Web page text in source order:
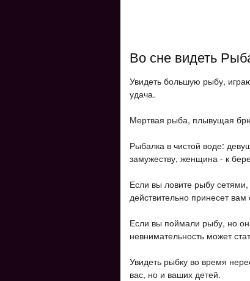
Во сне видеть
Увидеть большую рыбу,
удача.
Мертвая рыба, плывущая
Рыбалка в чистой воде:
замужеству, женщина - к
Если вы ловите рыбу
действительно принесет
Если вы поймали рыбу, но
невнимательность может
Увидеть рыбку во время
вас, но и ваших детей.